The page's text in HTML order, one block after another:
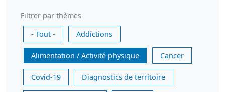
Filtrer par thèmes
- Tout -
Addictions
Alimentation / Activité physique Cancer
Covid-19 Diagnostics de territoire